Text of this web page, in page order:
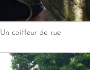
Un coiffeur de rue